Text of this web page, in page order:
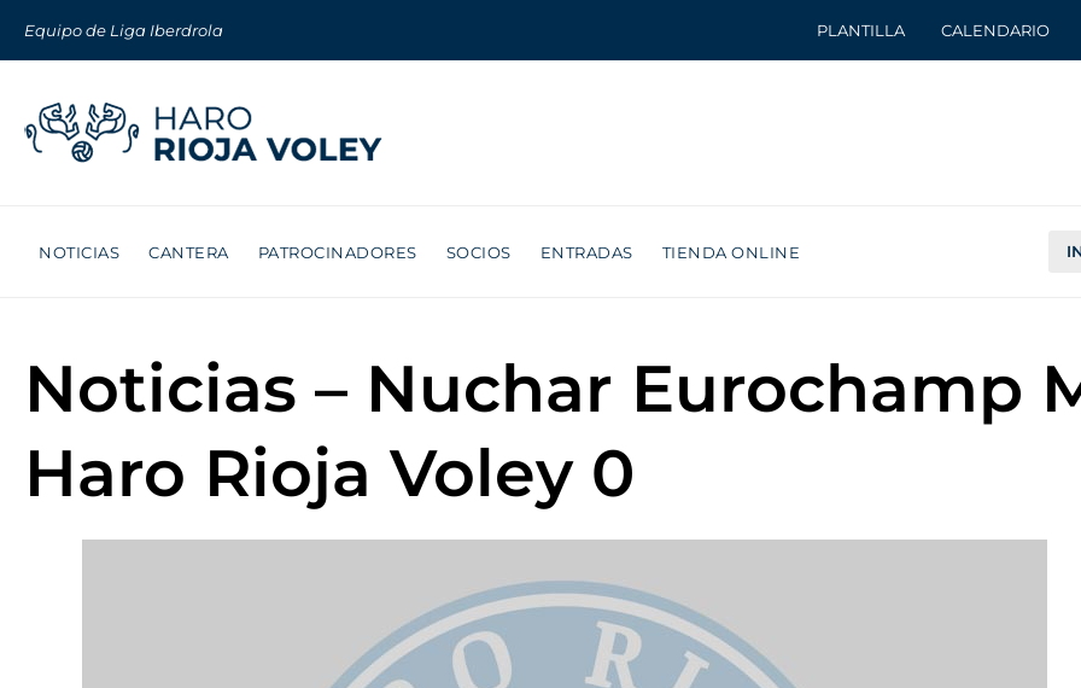
Equipo de Liga Iberdrola PLANTILLA CALENDARIO
NOTICIAS CANTERA PATROCINADORES SOCIOS ENTRADAS TIENDA ONLINE
Noticias – Nuchar Eurochamp
Haro Rioja Voley 0